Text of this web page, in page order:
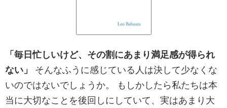
「毎日忙しいけど、その割にあまり満足感が得られ
ない」
そんなふうに感じている人は決して少なくな
いのではないでしょうか。 もしかしたら私たちは本
当に大切なことを後回しにしていて、実はあまり大